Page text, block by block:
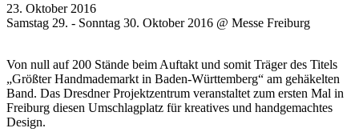
23. Oktober 2016
Samstag 29. - Sonntag 30. Oktober 2016 @ Messe Freiburg
Von null auf 200 Stände beim Auftakt und somit Träger des Titels
„Größter Handmademarkt in Baden-Württemberg“ am gehäkelten
Band. Das Dresdner Projektzentrum veranstaltet zum ersten Mal in
Freiburg diesen Umschlagplatz für kreatives und handgemachtes
Design.